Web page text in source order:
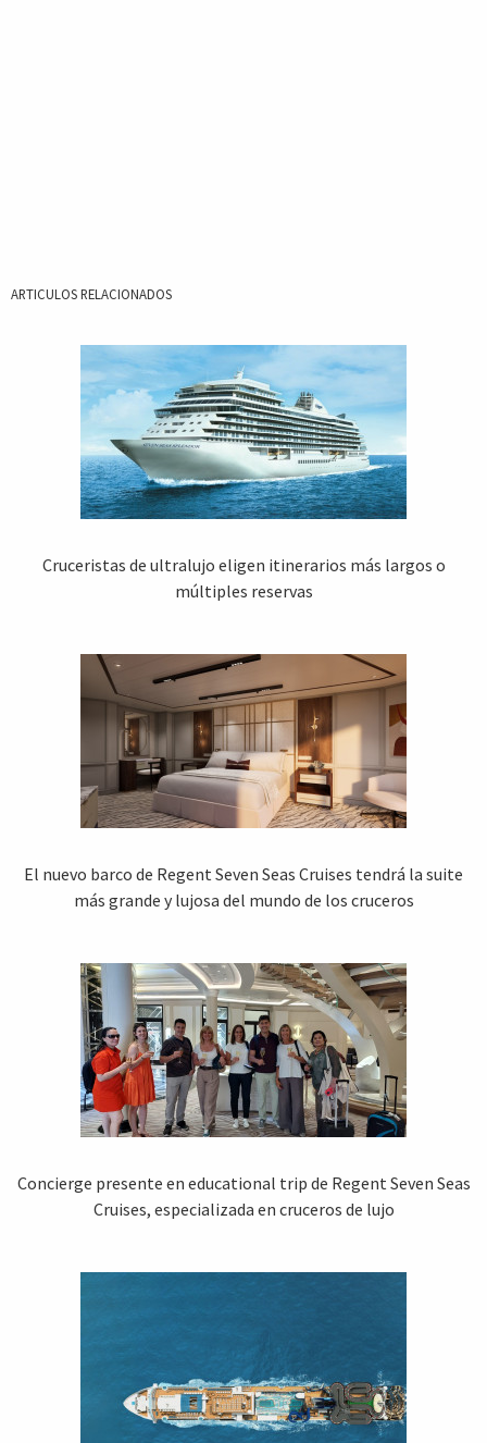
ARTICULOS RELACIONADOS
Cruceristas de ultralujo eligen itinerarios más largos o
múltiples reservas
El nuevo barco de Regent Seven Seas Cruises tendrá la suite
más grande y lujosa del mundo de los cruceros
Concierge presente en educational trip de Regent Seven Seas
Cruises, especializada en cruceros de lujo